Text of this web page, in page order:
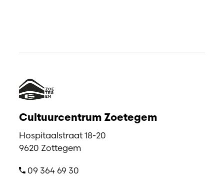
Cultuurcentrum Zoetegem
Hospitaalstraat 18-20
9620 Zottegem
09 364 69 30